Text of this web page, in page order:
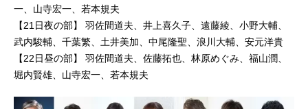
一、山寺宏一、若本規夫
【21日夜の部】 羽佐間道夫、井上喜久子、遠藤綾、小野大輔、
武内駿輔、千葉繁、土井美加、中尾隆聖、浪川大輔、安元洋貴
【22日昼の部】 羽佐間道夫、佐藤拓也、林原めぐみ、福山潤、
堀内賢雄、山寺宏一、若本規夫